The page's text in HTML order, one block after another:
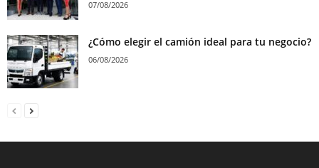
07/08/2026
¿Cómo elegir el camión ideal para tu negocio?
06/08/2026